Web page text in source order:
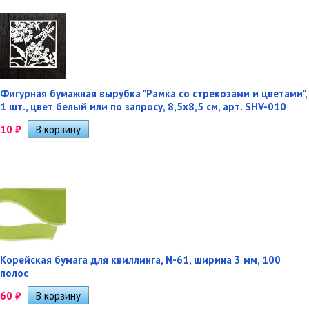
Фигурная бумажная вырубка "Рамка со стрекозами и цветами",
1 шт., цвет белый или по запросу, 8,5х8,5 см, арт. SHV-010
10 ₽
Корейская бумага для квиллинга, N-61, ширина 3 мм, 100
полос
60 ₽